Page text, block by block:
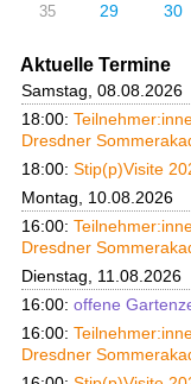
35 29 30
Aktuelle Termine
Samstag, 08.08.2026
18:00:
Dresdner
18:00: Stip(p)Visite
Montag, 10.08.2026
16:00:
Dresdner
Dienstag, 11.08.2026
16:00: offene
16:00:
Dresdner